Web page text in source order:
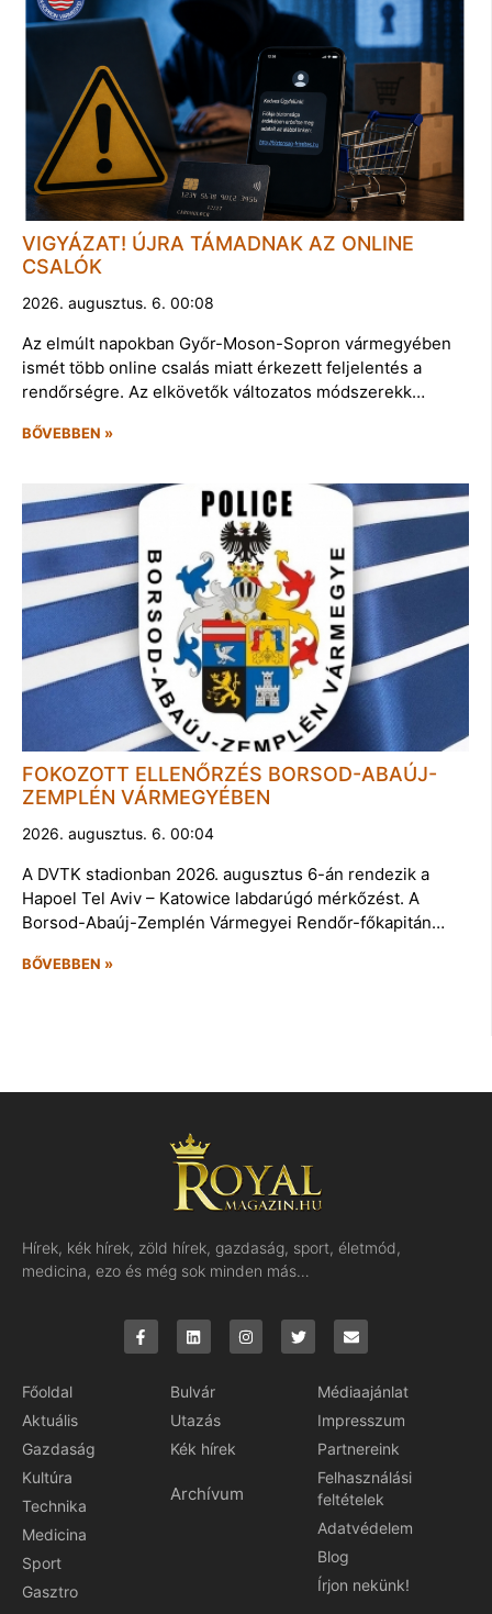
VIGYÁZAT! ÚJRA TÁMADNAK AZ ONLINE
CSALÓK
2026. augusztus. 6. 00:08
Az elmúlt napokban Győr-Moson-Sopron vármegyében
ismét több online csalás miatt érkezett feljelentés a
rendőrségre. Az elkövetők változatos módszerekk…
BŐVEBBEN »
FOKOZOTT ELLENŐRZÉS BORSOD-ABAÚJ-
ZEMPLÉN VÁRMEGYÉBEN
2026. augusztus. 6. 00:04
A DVTK stadionban 2026. augusztus 6-án rendezik a
Hapoel Tel Aviv – Katowice labdarúgó mérkőzést. A
Borsod-Abaúj-Zemplén Vármegyei Rendőr-főkapitán…
BŐVEBBEN »
Hírek, kék hírek, zöld hírek, gazdaság, sport, életmód,
medicina, ezo és még sok minden más…
Főoldal
Aktuális
Gazdaság
Kultúra
Technika
Medicina
Sport
Gasztro
Bulvár
Utazás
Kék hírek
Archívum
Médiaajánlat
Impresszum
Partnereink
Felhasználási
feltételek
Adatvédelem
Blog
Írjon nekünk!